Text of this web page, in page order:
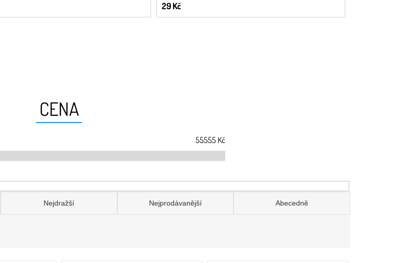
29 Kč
CENA
55555 Kč
Nejdražší Nejprodávanější Abecedně